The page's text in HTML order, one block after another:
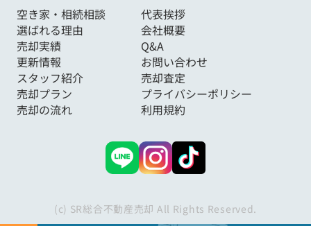
空き家・相続相談
代表挨拶
選ばれる理由
会社概要
売却実績
Q&A
更新情報
お問い合わせ
スタッフ紹介
売却査定
売却プラン
プライバシーポリシー
売却の流れ
利用規約
(c) SR総合不動産売却 All Rights Reserved.